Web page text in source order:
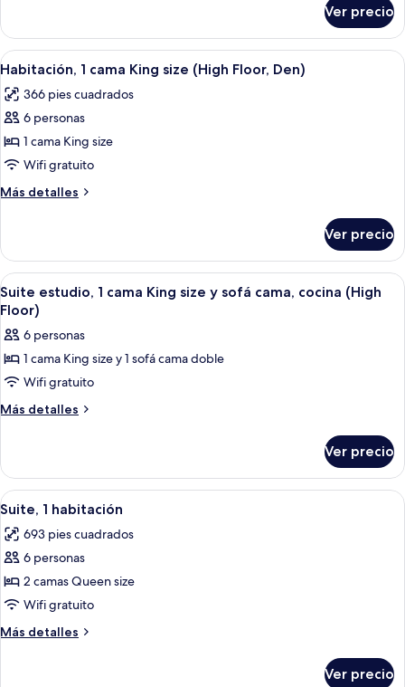
1
habitación
(High
Ver precio
Abrir
todas
las
fotos
de
Habitación,
1
cama
size
(High
Floor,
Den)
Habitación de hotel con una cama
4
Habitación, 1 cama King size (High Floor, Den)
366 pies cuadrados
6 personas
1 cama King size
Wifi gratuito
Más detalles
Más
1
cama
King
size
Floor,
Den)
Ver precio
Abrir
todas
las
fotos
de
Suite
estudio,
King
size
y
sofá
cama,
cocina
(High
Floor)
Habitación de hotel con cama, sofá,
6
Suite estudio, 1 cama King size y sofá cama, cocina (High
Floor)
6 personas
1 cama King size y 1 sofá cama doble
Wifi gratuito
Más detalles
Más
estudio,
cama
size
y
cama,
cocina
Floor)
Ver precio
Abrir
todas
las
fotos
de
Suite,
1
habitación
Una cocina de hotel compacta con
5
Suite, 1 habitación
693 pies cuadrados
6 personas
2 camas Queen size
Wifi gratuito
Más detalles
Más
Ver precio